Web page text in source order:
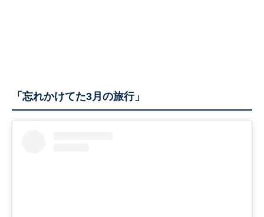
「忘れかけてた3月の旅行」